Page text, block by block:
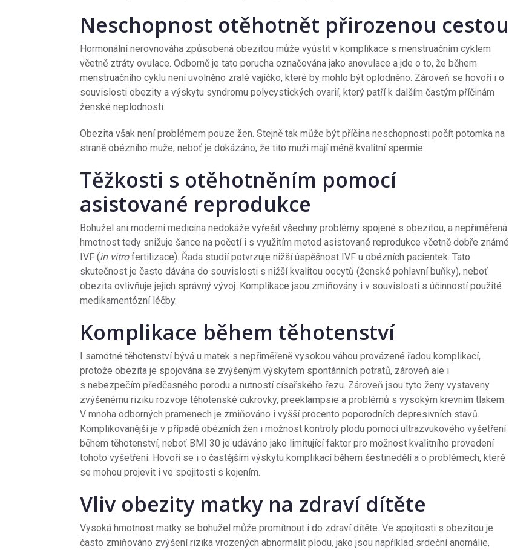
Neschopnost otěhotnět přirozenou cestou
Hormonální nerovnováha způsobená obezitou může vyústit v komplikace s menstruačním cyklem
včetně ztráty ovulace. Odborně je tato porucha označována jako anovulace a jde o to, že během
menstruačního cyklu není uvolněno zralé vajíčko, které by mohlo být oplodněno. Zároveň se hovoří i o
souvislosti obezity a výskytu syndromu polycystických ovarií, který patří k dalším častým příčinám
ženské neplodnosti.
Obezita však není problémem pouze žen. Stejně tak může být příčina neschopnosti počít potomka na
straně obézního muže, neboť je dokázáno, že tito muži mají méně kvalitní spermie.
Těžkosti s otěhotněním pomocí
asistované reprodukce
Bohužel ani moderní medicína nedokáže vyřešit všechny problémy spojené s obezitou, a nepřiměřená
hmotnost tedy snižuje šance na početí i s využitím metod asistované reprodukce včetně dobře známé
IVF (in vitrofertilizace). Řada studií potvrzuje nižší úspěšnost IVF u obézních pacientek. Tato
skutečnost je často dávána do souvislosti s nižší kvalitou oocytů (ženské pohlavní buňky), neboť
obezita ovlivňuje jejich správný vývoj. Komplikace jsou zmiňovány i v souvislosti s účinností použité
medikamentózní léčby.
Komplikace během těhotenství
I samotné těhotenství bývá u matek s nepřiměřeně vysokou váhou provázené řadou komplikací,
protože obezita je spojována se zvýšeným výskytem spontánních potratů, zároveň ale i
s nebezpečím předčasného porodu a nutností císařského řezu. Zároveň jsou tyto ženy vystaveny
zvýšenému riziku rozvoje těhotenské cukrovky, preeklampsie a problémů s vysokým krevním tlakem.
V mnoha odborných pramenech je zmiňováno i vyšší procento poporodních depresivních stavů.
Komplikovanější je v případě obézních žen i možnost kontroly plodu pomocí ultrazvukového vyšetření
během těhotenství, neboť BMI 30 je udáváno jako limitující faktor pro možnost kvalitního provedení
tohoto vyšetření. Hovoří se i o častějším výskytu komplikací během šestinedělí a o problémech, které
se mohou projevit i ve spojitosti s kojením.
Vliv obezity matky na zdraví dítěte
Vysoká hmotnost matky se bohužel může promítnout i do zdraví dítěte. Ve spojitosti s obezitou je
často zmiňováno zvýšení rizika vrozených abnormalit plodu, jako jsou například srdeční anomálie,